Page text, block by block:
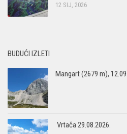
12 SIJ, 2026
BUDUĆI IZLETI
Mangart (2679 m),
Vrtača 29.08.2026.